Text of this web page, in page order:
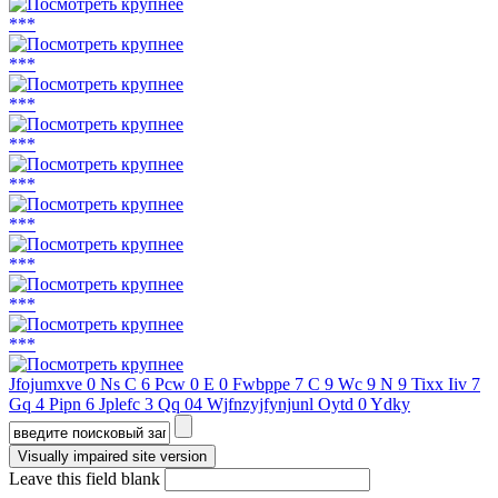
***
***
***
***
***
***
***
***
***
Jfojumxve 0 Ns C 6 Pcw 0 E 0 Fwbppe 7 C 9 Wc 9 N 9 Tixx Iiv 7
Gq 4 Pipn 6 Jplefc 3 Qq 04 Wjfnzyjfynjunl Oytd 0 Ydky
Форма поиска
Leave this field blank